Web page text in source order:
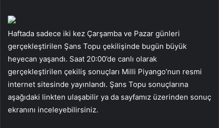
Haftada sadece iki kez Çarşamba ve Pazar günleri
gerçekleştirilen Şans Topu çekilişinde bugün büyük
heyecan yaşandı. Saat 20:00’de canlı olarak
gerçekleştirilen çekiliş sonuçları Milli Piyango’nun resmi
internet sitesinde yayınlandı. Şans Topu sonuçlarına
aşağıdaki linkten ulaşabilir ya da sayfamız üzerinden sonuç
ekranını inceleyebilirsiniz.